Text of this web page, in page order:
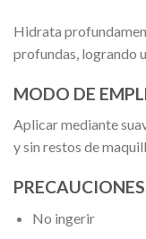
Hidrata
profundas, logrando
MODO DE
Aplicar mediante
y sin restos de
No ingerir